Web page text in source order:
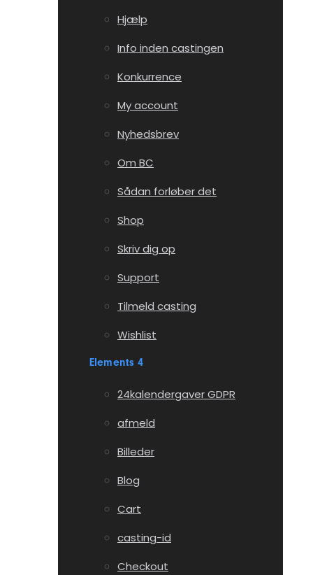
Hjælp
Info inden castingen
Konkurrence
My account
Nyhedsbrev
Om BC
Sådan forløber det
Shop
Skriv dig op
Support
Tilmeld casting
Wishlist
Elements 4
24kalendergaver GDPR
afmeld
Billeder
Blog
Cart
casting-id
Checkout